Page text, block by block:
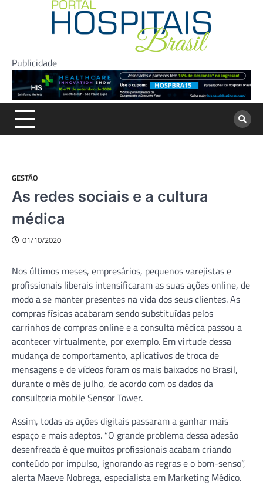
Publicidade
GESTÃO
As redes sociais e a cultura
médica
01/10/2020
Nos últimos meses, empresários, pequenos varejistas e
profissionais liberais intensificaram as suas ações online, de
modo a se manter presentes na vida dos seus clientes. As
compras físicas acabaram sendo substituídas pelos
carrinhos de compras online e a consulta médica passou a
acontecer virtualmente, por exemplo. Em virtude dessa
mudança de comportamento, aplicativos de troca de
mensagens e de vídeos foram os mais baixados no Brasil,
durante o mês de julho, de acordo com os dados da
consultoria mobile Sensor Tower.
Assim, todas as ações digitais passaram a ganhar mais
espaço e mais adeptos. “O grande problema dessa adesão
desenfreada é que muitos profissionais acabam criando
conteúdo por impulso, ignorando as regras e o bom-senso”,
alerta Maeve Nobrega, especialista em Marketing Médico.